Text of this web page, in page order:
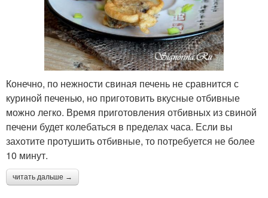
Конечно, по нежности свиная печень не сравнится с
куриной печенью, но приготовить вкусные отбивные
можно легко. Время приготовления отбивных из свиной
печени будет колебаться в пределах часа. Если вы
захотите протушить отбивные, то потребуется не более
10 минут.
читать дальше →